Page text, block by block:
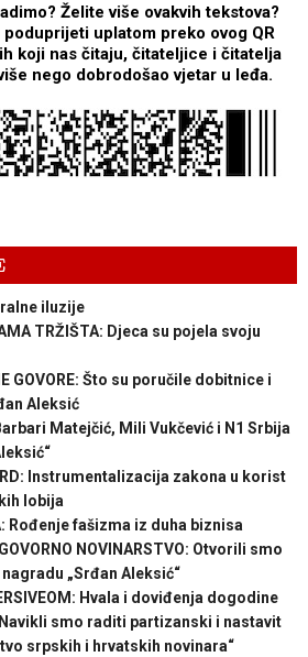
Želite više ovakvih tekstova?
uplatom preko ovog QR
koji nas čitaju, čitateljice i čitatelja
nego dobrodošao vjetar u leđa.
iluzije
TRŽIŠTA: Djeca su pojela svoju
GOVORE: Što su poručile dobitnice i
Aleksić
Matejčić, Mili Vukčević i N1 Srbija
Instrumentalizacija zakona u korist
lobija
Rođenje fašizma iz duha biznisa
NOVINARSTVO: Otvorili smo
„Srđan Aleksić“
Hvala i doviđenja dogodine
smo raditi partizanski i nastavit
srpskih i hrvatskih novinara“